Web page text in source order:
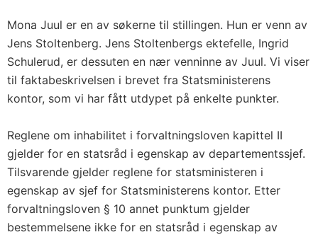
Mona Juul er en av søkerne til stillingen. Hun er venn av
Jens Stoltenberg. Jens Stoltenbergs ektefelle, Ingrid
Schulerud, er dessuten en nær venninne av Juul. Vi viser
til faktabeskrivelsen i brevet fra Statsministerens
kontor, som vi har fått utdypet på enkelte punkter.
Reglene om inhabilitet i forvaltningsloven kapittel II
gjelder for en statsråd i egenskap av departementssjef.
Tilsvarende gjelder reglene for statsministeren i
egenskap av sjef for Statsministerens kontor. Etter
forvaltningsloven § 10 annet punktum gjelder
bestemmelsene ikke for en statsråd i egenskap av